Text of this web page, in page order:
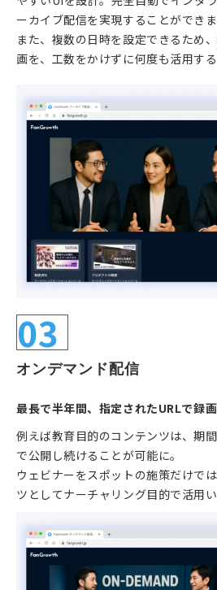
ーカイブ配信を実現することができま
また、複数の日時を設定できるため
画を、工数をかけずに何度も活用する
03
オンデマンド配信
最長で半年間、指定されたURLで録
例えば教育目的のコンテンツは、期
で公開し続けることが可能に。
ウェビナーをスポットの施策だけで
ツとしてナーチャリング目的で活用い